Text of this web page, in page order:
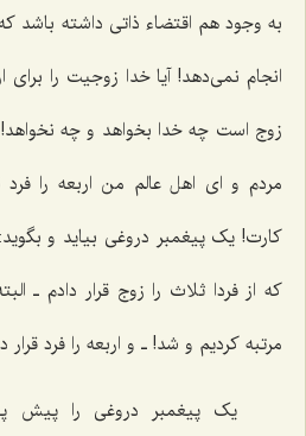
به وجود هم اقتضاء ذاتی داشته باشد
انجام نمی‌دهد! آیا خدا زوجیت را برای
زوج است چه خدا بخواهد و چه نخواهد!
مردم و ‌ای اهل عالم من اربعه را فرد
کارت! یک پیغمبر دروغی بیاید و
که از فردا ثلاث را زوج قرار دادم ـ
مرتبه کردیم و شد! ـ و اربعه را فرد قرار
یک پیغمبر دروغی را پیش